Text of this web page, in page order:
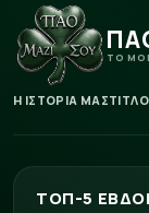
ΤΟ
Η ΙΣΤΟΡΙΑ ΜΑΣ
ΤΟΠ-5